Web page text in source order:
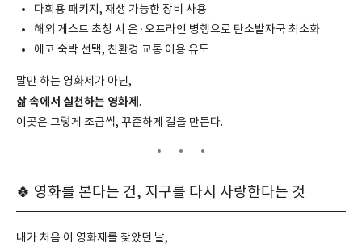
다회용 패키지, 재생 가능한 장비 사용
해외 게스트 초청 시 온·오프라인 병행으로 탄소발자국 최소화
에코 숙박 선택, 친환경 교통 이용 유도
말만 하는 영화제가 아닌,
삶 속에서 실천하는 영화제 .
이곳은 그렇게 조금씩, 꾸준하게 길을 만든다.
🍀 영화를 본다는 건, 지구를 다시 사랑한다는 것
내가 처음 이 영화제를 찾았던 날,